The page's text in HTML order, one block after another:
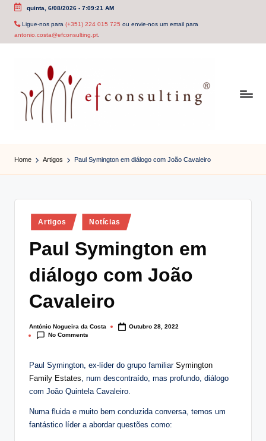
Skip
quinta, 6/08/2026- 7:09:22 AM
Ligue-nos para (+351) 224 015 725 ou envie-nos um email para
antonio.costa@efconsulting.pt.
f
c
o
Home Artigos Paul Symington em diálogo com João Cavaleiro
Posted
in
Artigos Notícias
Paul Symington em
diálogo com João
Cavaleiro
Posted
by
António Nogueira da Costa
Outubro 28, 2022
No Comments
Paul Symington, ex-líder do grupo familiar Symington
Family Estates , num descontraído, mas profundo, diálogo
com João Quintela Cavaleiro.
Numa fluida e muito bem conduzida conversa, temos um
fantástico líder a abordar questões como: